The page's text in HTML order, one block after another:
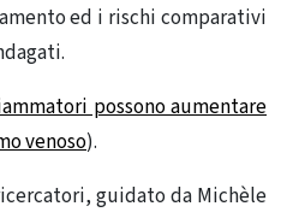
ed i rischi comparativi
possono aumentare
venoso).
guidato da Michèle